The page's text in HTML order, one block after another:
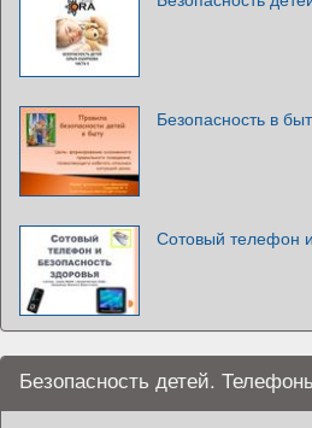
Безопасность в
Сотовый телефон
Безопасность детей.